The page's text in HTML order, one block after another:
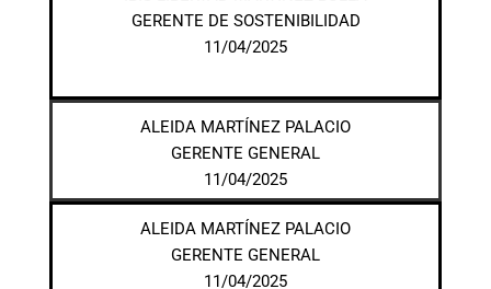
GERENTE DE SOSTENIBILIDAD
11/04/2025
ALEIDA MARTÍNEZ PALACIO
GERENTE GENERAL
11/04/2025
ALEIDA MARTÍNEZ PALACIO
GERENTE GENERAL
11/04/2025